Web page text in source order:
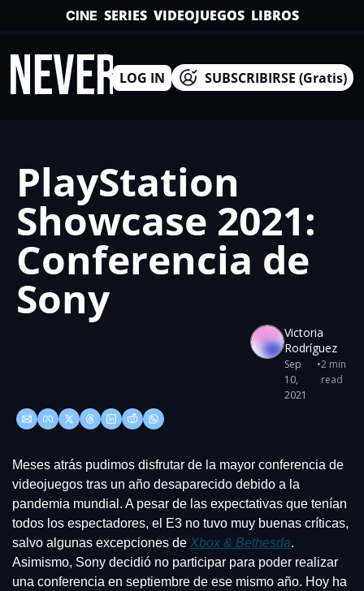
CINE SERIES VIDEOJUEGOS LIBROS
LOG IN SUBSCRIBIRSE (Gratis)
PlayStation
Showcase 2021:
Conferencia de
Sony
Victoria
Rodríguez
Sep
10,
2021
•2 min
read
Meses atrás pudimos disfrutar de la mayor conferencia de
videojuegos tras un año desaparecido debido a la
pandemia mundial. A pesar de las expectativas que tenían
todos los espectadores, el E3 no tuvo muy buenas críticas,
salvo algunas excepciones de Xbox & Bethesda.
Asimismo, Sony decidió no participar para poder realizar
una conferencia en septiembre de ese mismo año. Hoy ha